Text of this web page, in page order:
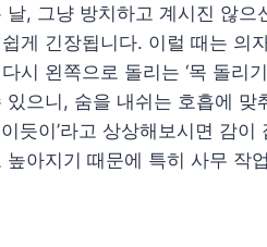
, 그냥 방치하고 계시진 않으
게 긴장됩니다. 이럴 때는 의
시 왼쪽으로 돌리는 ‘목 돌리
으니, 숨을 내쉬는 호흡에 맞
듯이’라고 상상해보시면 감
아지기 때문에 특히 사무 작